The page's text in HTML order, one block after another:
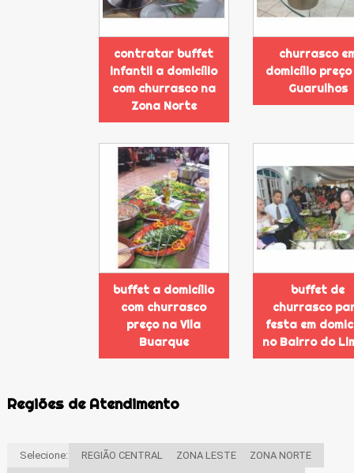
contratar buffet
infantil a domicílio
com churrasco na
Zona Norte
churrasco
domicílio preço
Guarulhos
buffet a domicílio
com churrasco
preço na Vila
Buarque
buffet de
churrasco
festa em
no Bairro do
Regiões de Atendimento
Selecione: REGIÃO CENTRAL ZONA LESTE ZONA NORTE